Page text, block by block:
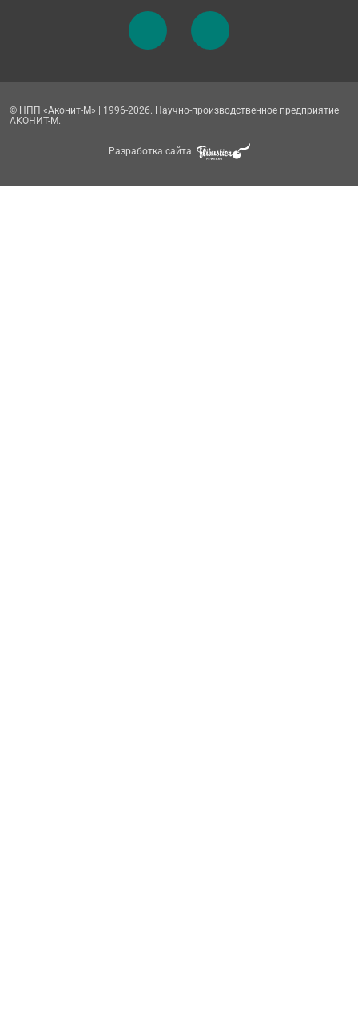
© НПП «Аконит-М» | 1996-2026. Научно-производственное предприятие
АКОНИТ-М.
Разработка сайта